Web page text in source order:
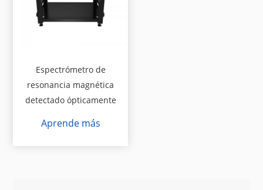
Espectrómetro de
resonancia magnética
detectado ópticamente
Aprende más